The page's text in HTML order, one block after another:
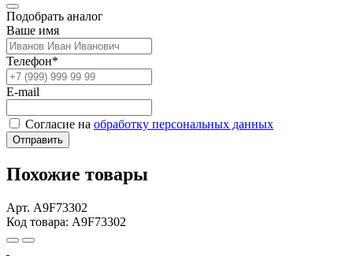
Подобрать аналог
Ваше имя
Телефон*
E-mail
Согласие на обработку персональных данных
Отправить
Похожие товары
Арт. A9F73302
Код товара: A9F73302